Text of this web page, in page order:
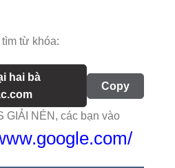
từ khóa:
hai bà
Copy
GIẢI NÉN, các bạn vào